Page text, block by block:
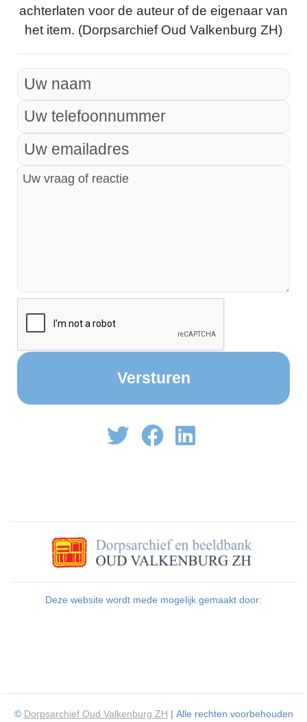
achterlaten voor de auteur of de eigenaar van
het item. (Dorpsarchief Oud Valkenburg ZH)
Deze website wordt mede mogelijk gemaakt door:
© Dorpsarchief Oud Valkenburg ZH | Alle rechten voorbehouden